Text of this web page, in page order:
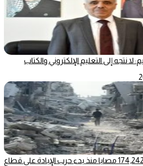
لا نتجه إلى التعليم الإلكتروني والكتاب
73,384 شهيدا و174,242 مصابا منذ بدء حرب الإبادة على قطاع